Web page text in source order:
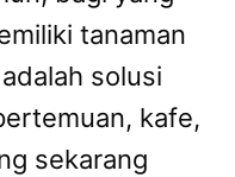
tanaman
adalah solusi
kafe,
sekarang